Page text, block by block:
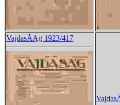
VajdasĂĄg 1923/417